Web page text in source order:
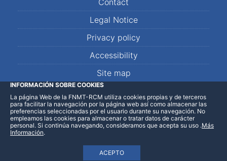
Contact
Legal Notice
Privacy policy
Accessibility
Site map
LinkedInFacebookWhatsApp
INFORMACIÓN SOBRE COOKIES
La página Web de la FNMT-RCM utiliza cookies propias y de terceros
para facilitar la navegación por la página web así como almacenar las
preferencias seleccionadas por el usuario durante su navegación. No
empleamos las cookies para almacenar o tratar datos de carácter
personal. Si continúa navegando, consideramos que acepta su uso
ACEPTO
.Más
Información.